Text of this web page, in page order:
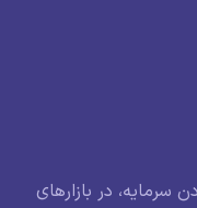
در بازارهای